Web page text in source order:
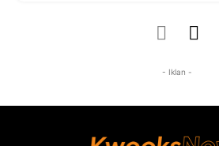
- Iklan -